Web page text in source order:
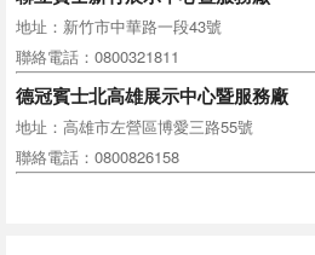
地址：新竹市中華路一段43號
聯絡電話：0800321811
德冠賓士北高雄展示中心暨服務廠
地址：高雄市左營區博愛三路55號
聯絡電話：0800826158